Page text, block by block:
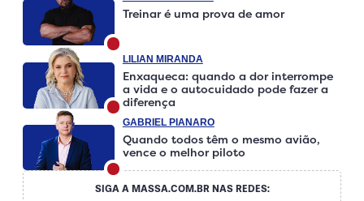
Treinar é uma prova de amor
LILIAN MIRANDA
Enxaqueca: quando a dor interrompe
a vida e o autocuidado pode fazer a
diferença
GABRIEL PIANARO
Quando todos têm o mesmo avião,
vence o melhor piloto
SIGA A MASSA.COM.BR NAS REDES: